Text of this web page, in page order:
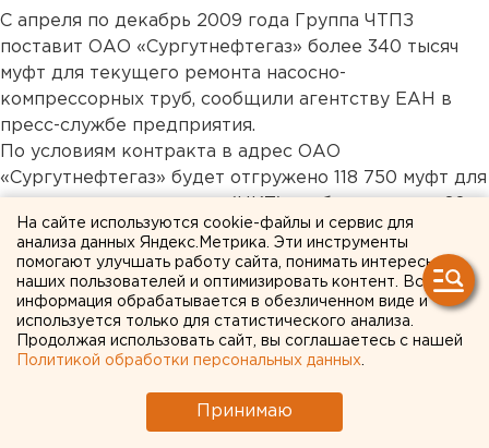
С апреля по декабрь 2009 года Группа ЧТПЗ
поставит ОАО «Сургутнефтегаз» более 340 тысяч
муфт для текущего ремонта насосно-
компрессорных труб, сообщили агентству ЕАН в
пресс-службе предприятия.
По условиям контракта в адрес ОАО
«Сургутнефтегаз» будет отгружено 118 750 муфт для
миллиметров и 221 578 муфт для насосно-
компрессорных (НКТ) труб диаметром 73
миллиметра, произведенных на муфтовом участке
финишного центра Первоуральского новотрубного
завода, который входит в Группу ЧТПЗ.
«Завершение строительства и запуск
Первоуральского новотрубного завода является
На сайте используются cookie-файлы и сервис для
анализа данных Яндекс.Метрика. Эти инструменты
помогают улучшать работу сайта, понимать интересы
наших пользователей и оптимизировать контент. Вся
информация обрабатывается в обезличенном виде и
используется только для статистического анализа.
Продолжая использовать сайт, вы соглашаетесь с нашей
Политикой обработки персональных данных
Принимаю